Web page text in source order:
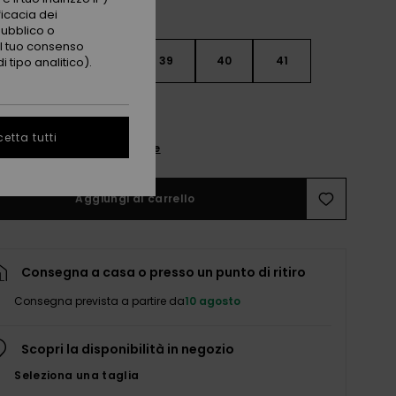
37 39 40 41
la guida alle taglie
Aggiungi al carrello
Consegna a casa o presso un punto di ritiro
Consegna prevista a partire da10 agosto
Scopri la disponibilità in negozio
Seleziona una taglia
dei
o
tuo consenso
tipo analitico).
tutti